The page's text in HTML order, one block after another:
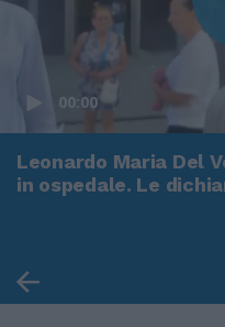
00:00
Leonardo Maria Del
in ospedale. Le